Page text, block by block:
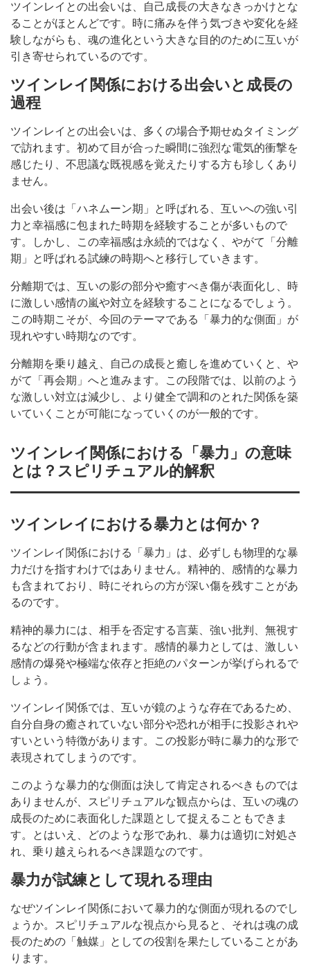
ツインレイとの出会いは、自己成長の大きなきっかけとな
ることがほとんどです。時に痛みを伴う気づきや変化を経
験しながらも、魂の進化という大きな目的のために互いが
引き寄せられているのです。
ツインレイ関係における出会いと成長の
過程
ツインレイとの出会いは、多くの場合予期せぬタイミング
で訪れます。初めて目が合った瞬間に強烈な電気的衝撃を
感じたり、不思議な既視感を覚えたりする方も珍しくあり
ません。
出会い後は「ハネムーン期」と呼ばれる、互いへの強い引
力と幸福感に包まれた時期を経験することが多いもので
す。しかし、この幸福感は永続的ではなく、やがて「分離
期」と呼ばれる試練の時期へと移行していきます。
分離期では、互いの影の部分や癒すべき傷が表面化し、時
に激しい感情の嵐や対立を経験することになるでしょう。
この時期こそが、今回のテーマである「暴力的な側面」が
現れやすい時期なのです。
分離期を乗り越え、自己の成長と癒しを進めていくと、や
がて「再会期」へと進みます。この段階では、以前のよう
な激しい対立は減少し、より健全で調和のとれた関係を築
いていくことが可能になっていくのが一般的です。
ツインレイ関係における「暴力」の意味
とは？スピリチュアル的解釈
ツインレイにおける暴力とは何か？
ツインレイ関係における「暴力」は、必ずしも物理的な暴
力だけを指すわけではありません。精神的、感情的な暴力
も含まれており、時にそれらの方が深い傷を残すことがあ
るのです。
精神的暴力には、相手を否定する言葉、強い批判、無視す
るなどの行動が含まれます。感情的暴力としては、激しい
感情の爆発や極端な依存と拒絶のパターンが挙げられるで
しょう。
ツインレイ関係では、互いが鏡のような存在であるため、
自分自身の癒されていない部分や恐れが相手に投影されや
すいという特徴があります。この投影が時に暴力的な形で
表現されてしまうのです。
このような暴力的な側面は決して肯定されるべきものでは
ありませんが、スピリチュアルな観点からは、互いの魂の
成長のために表面化した課題として捉えることもできま
す。とはいえ、どのような形であれ、暴力は適切に対処さ
れ、乗り越えられるべき課題なのです。
暴力が試練として現れる理由
なぜツインレイ関係において暴力的な側面が現れるのでし
ょうか。スピリチュアルな視点から見ると、それは魂の成
長のための「触媒」としての役割を果たしていることがあ
ります。